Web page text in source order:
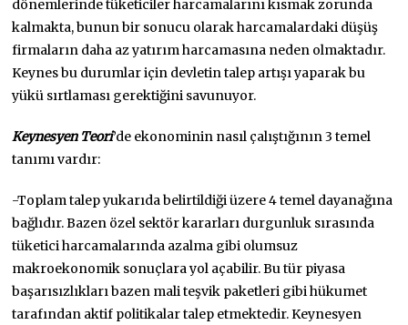
dönemlerinde tüketiciler harcamalarını kısmak zorunda
kalmakta, bunun bir sonucu olarak harcamalardaki düşüş
firmaların daha az yatırım harcamasına neden olmaktadır.
Keynes bu durumlar için devletin talep artışı yaparak bu
yükü sırtlaması gerektiğini savunuyor.
Keynesyen Teori’de ekonominin nasıl çalıştığının 3 temel
tanımı vardır:
-Toplam talep yukarıda belirtildiği üzere 4 temel dayanağına
bağlıdır. Bazen özel sektör kararları durgunluk sırasında
tüketici harcamalarında azalma gibi olumsuz
makroekonomik sonuçlara yol açabilir. Bu tür piyasa
başarısızlıkları bazen mali teşvik paketleri gibi hükumet
tarafından aktif politikalar talep etmektedir. Keynesyen